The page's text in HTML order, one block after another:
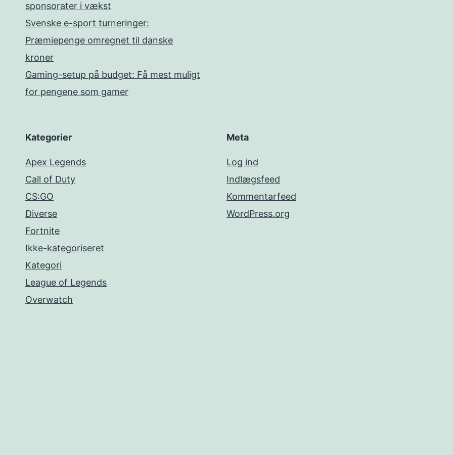
sponsorater i vækst
Svenske e-sport turneringer:
Præmiepenge omregnet til danske
kroner
Gaming-setup på budget: Få mest muligt
for pengene som gamer
Kategorier
Apex Legends
Call of Duty
CS:GO
Diverse
Fortnite
Ikke-kategoriseret
Kategori
League of Legends
Overwatch
Meta
Log ind
Indlægsfeed
Kommentarfeed
WordPress.org